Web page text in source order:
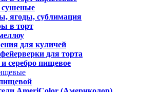
ягоды, сублимация
в торт
для куличей
для торта
и серебро пищевое